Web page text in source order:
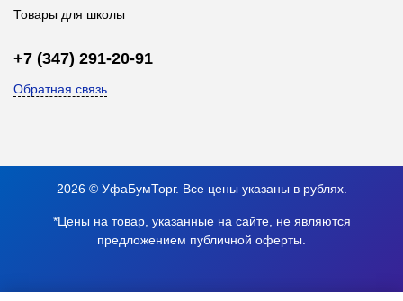
Товары для школы
+7 (347) 291-20-91
Обратная связь
2026 © УфаБумТорг. Все цены указаны в рублях.
*Цены на товар, указанные на сайте, не являются
предложением публичной оферты.